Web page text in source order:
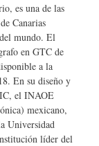
es una de las
Canarias
mundo. El
en GTC de
a la
En su diseño y
el INAOE
mexicano,
Universidad
líder del